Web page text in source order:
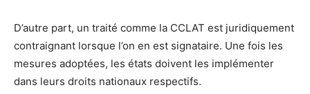
D’autre part, un traité comme la CCLAT est juridiquement
contraignant lorsque l’on en est signataire. Une fois les
mesures adoptées, les états doivent les implémenter
dans leurs droits nationaux respectifs.